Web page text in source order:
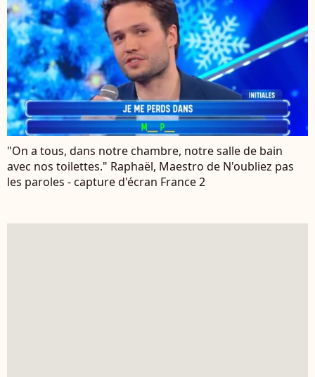
"On a tous, dans notre chambre, notre salle de bain
avec nos toilettes." Raphaël, Maestro de N'oubliez pas
les paroles - capture d'écran France 2